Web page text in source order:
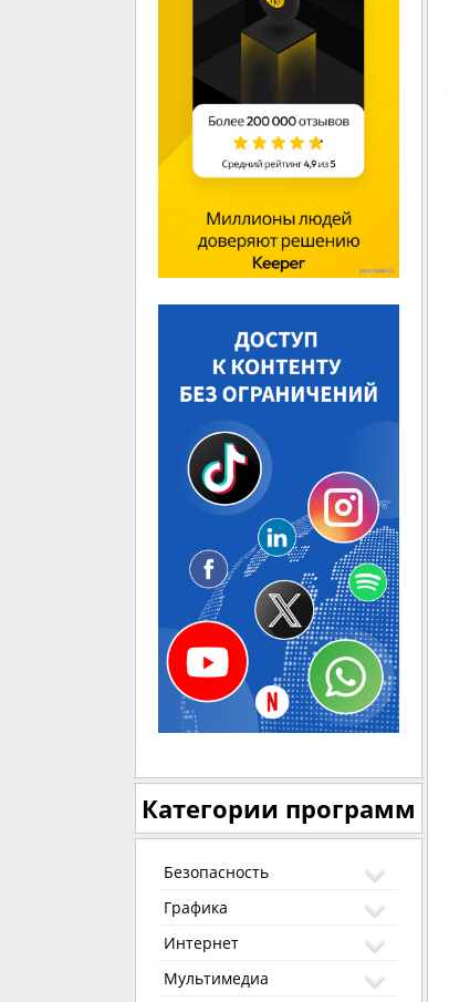
Категории программ
Безопасность
Графика
Интернет
Мультимедиа